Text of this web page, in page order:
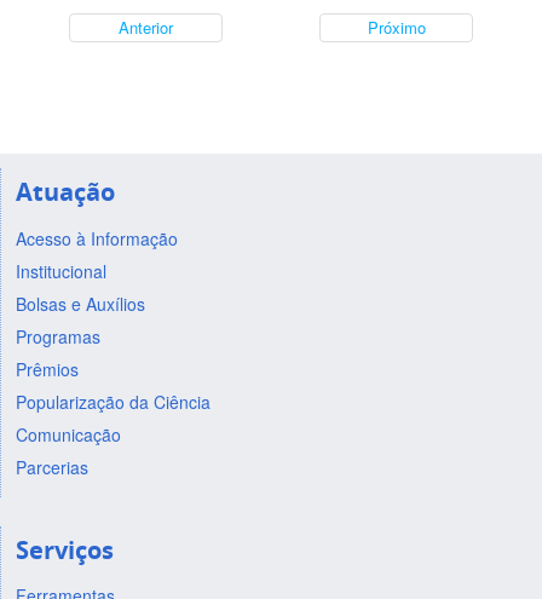
Anterior Próximo
Atuação
Acesso à Informação
Institucional
Bolsas e Auxílios
Programas
Prêmios
Popularização da Ciência
Comunicação
Parcerias
Serviços